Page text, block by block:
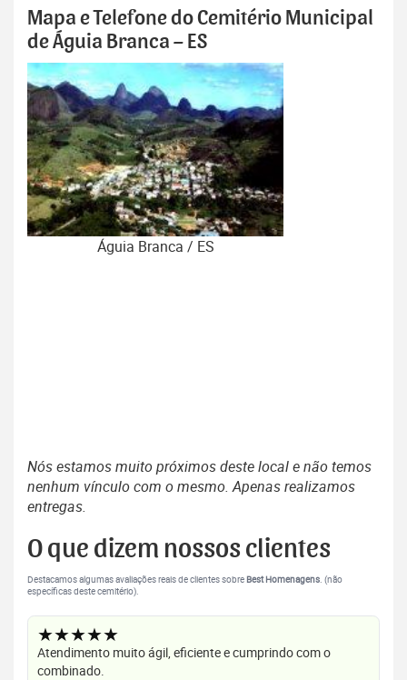
Mapa e Telefone do Cemitério Municipal
de Águia Branca – ES
Águia Branca / ES
Nós estamos muito próximos deste local e não temos
nenhum vínculo com o mesmo. Apenas realizamos
entregas.
O que dizem nossos clientes
Destacamos algumas avaliações reais de clientes sobreBest Homenagens . (não
específicas deste cemitério).
★★★★★
Atendimento muito ágil, eficiente e cumprindo com o
combinado.